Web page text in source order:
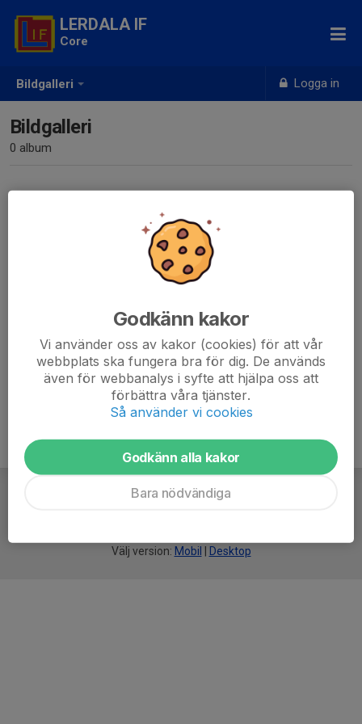
Bildgalleri Logga in
LERDALA IF
Core
Bildgalleri
0 album
Inga album skapade
Välj version: Mobil Desktop
Godkänn kakor
Vi använder oss av kakor (cookies) för att vår
webbplats ska fungera bra för dig. De används
även för webbanalys i syfte att hjälpa oss att
förbättra våra tjänster.
Så använder vi cookies
Godkänn alla kakor
Bara nödvändiga